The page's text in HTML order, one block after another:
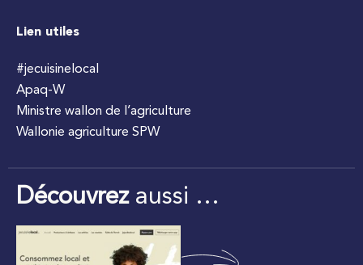
Lien utiles
#jecuisinelocal
Apaq-W
Ministre wallon de l’agriculture
Wallonie agriculture SPW
Découvrezaussi …